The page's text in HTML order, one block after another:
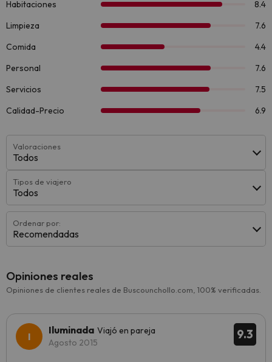
Valoraciones
Todos
Tipos de viajero
Todos
Ordenar por:
Recomendadas
Opiniones reales
Opiniones de clientes reales de Buscounchollo.com, 100% verificadas.
9.3
Iluminada Viajó en pareja
Agosto 2015